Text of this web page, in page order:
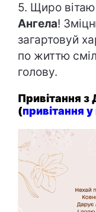
5. Щиро вітаю
Ангела!
загартовуй
по життю
голову.
Привітання з
(привітання